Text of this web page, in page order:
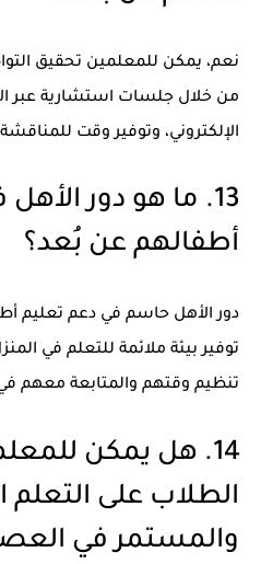
نعم، يمكن للمعلمين تحقيق
من خلال جلسات استشارية عبر
الإلكتروني، وتوفير وقت للمناقشة
13. ما هو دور
أطفالهم عن بُعد؟
دور الأهل حاسم في دعم تعليم
توفير بيئة ملائمة للتعلم في
تنظيم وقتهم والمتابعة معهم
14. هل يمكن
الطلاب على
والمستمر في